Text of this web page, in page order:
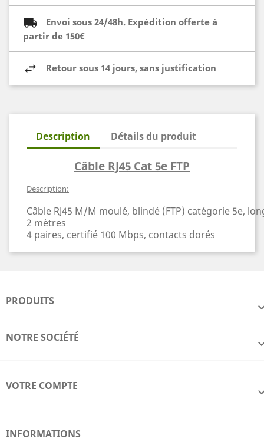
Envoi sous 24/48h. Expédition offerte à
partir de 150€
Retour sous 14 jours, sans justification
Description Détails du produit
Câble RJ45 Cat 5e FTP
Description:
Câble RJ45 M/M moulé, blindé (FTP) catégorie 5e,
2 mètres
4 paires, certifié 100 Mbps, contacts dorés
PRODUITS
NOTRE SOCIÉTÉ
VOTRE COMPTE
INFORMATIONS